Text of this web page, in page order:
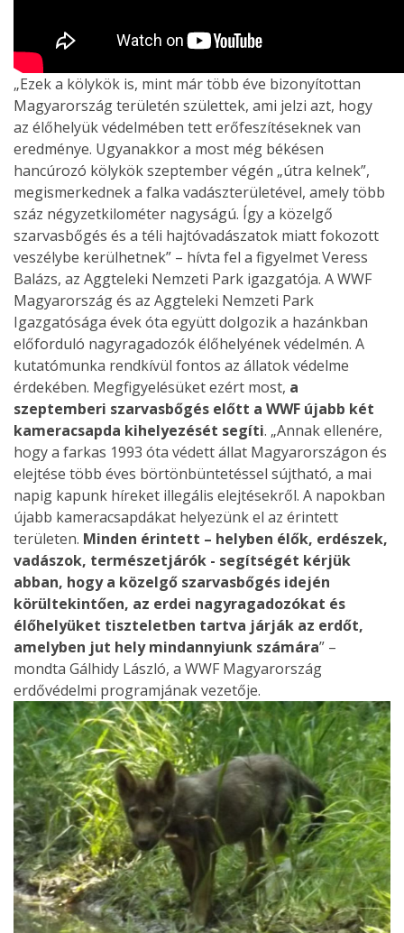
„Ezek a kölykök is, mint már több éve bizonyítottan
Magyarország területén születtek, ami jelzi azt, hogy
az élőhelyük védelmében tett erőfeszítéseknek van
eredménye. Ugyanakkor a most még békésen
hancúrozó kölykök szeptember végén „útra kelnek”,
megismerkednek a falka vadászterületével, amely több
száz négyzetkilométer nagyságú. Így a közelgő
szarvasbőgés és a téli hajtóvadászatok miatt fokozott
veszélybe kerülhetnek” – hívta fel a figyelmet Veress
Balázs, az Aggteleki Nemzeti Park igazgatója. A WWF
Magyarország és az Aggteleki Nemzeti Park
Igazgatósága évek óta együtt dolgozik a hazánkban
előforduló nagyragadozók élőhelyének védelmén. A
kutatómunka rendkívül fontos az állatok védelme
érdekében. Megfigyelésüket ezért most, a
szeptemberi szarvasbőgés előtt a WWF újabb két
kameracsapda kihelyezését segíti. „Annak ellenére,
hogy a farkas 1993 óta védett állat Magyarországon és
elejtése több éves börtönbüntetéssel sújtható, a mai
napig kapunk híreket illegális elejtésekről. A napokban
újabb kameracsapdákat helyezünk el az érintett
területen. Minden érintett – helyben élők, erdészek,
vadászok, természetjárók - segítségét kérjük
abban, hogy a közelgő szarvasbőgés idején
körültekintően, az erdei nagyragadozókat és
élőhelyüket tiszteletben tartva járják az erdőt,
amelyben jut hely mindannyiunk számára” –
mondta Gálhidy László, a WWF Magyarország
erdővédelmi programjának vezetője.